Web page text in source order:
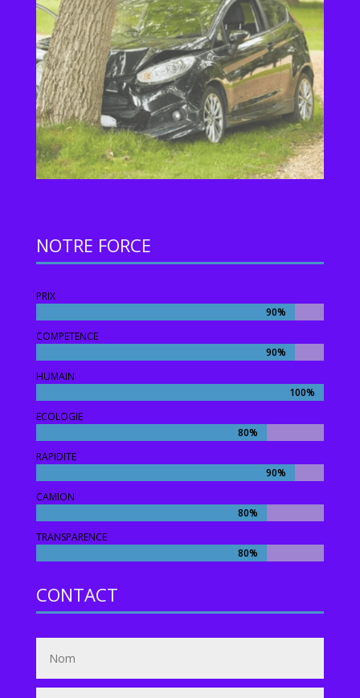
NOTRE FORCE
PRIX
90%
90%
COMPETENCE
90%
90%
HUMAIN
100%
100%
ECOLOGIE
80%
80%
RAPIDITE
90%
90%
CAMION
80%
80%
TRANSPARENCE
80%
80%
CONTACT